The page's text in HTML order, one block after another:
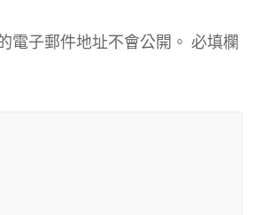
電子郵件地址不會公開。 必填欄